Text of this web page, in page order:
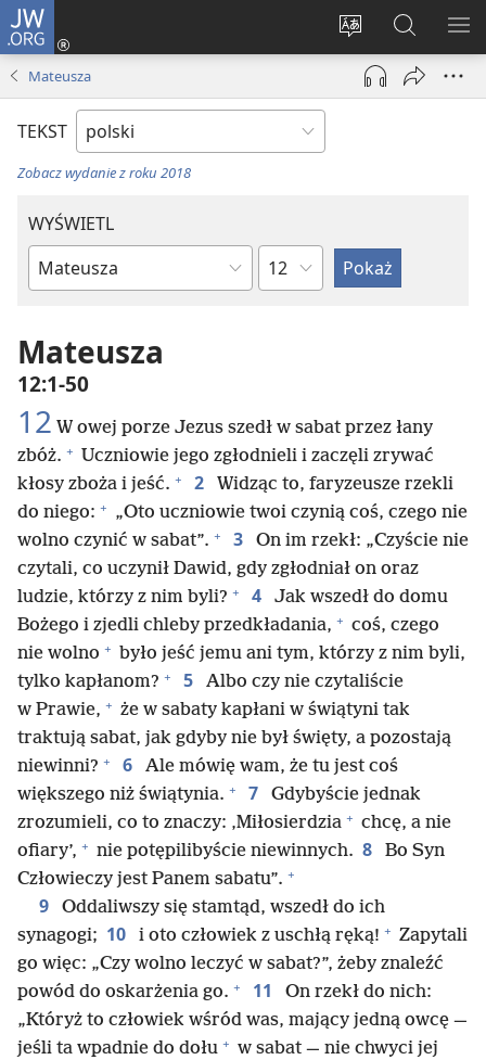
JW.ORG
Wybór
języka
Logowanie
(opens
window)
Szukaj
na
JW.ORG
Mateusza
TEKST
Zobacz wydanie z roku 2018
WYŚWIETL
według
biblijnych
według
rozdziałów
Mateusza
12:1-50
12 W owej porze Jezus szedł w sabat przez łany
zbóż. + Uczniowie jego zgłodnieli i zaczęli zrywać
kłosy zboża i jeść. + 2
Widząc to, faryzeusze rzekli
do niego: + „Oto uczniowie twoi czynią coś, czego nie
wolno czynić w sabat”. + 3
On im rzekł: „Czyście nie
czytali, co uczynił Dawid, gdy zgłodniał on oraz
ludzie, którzy z nim byli? + 4
Jak wszedł do domu
Bożego i zjedli chleby przedkładania, + coś, czego
nie wolno + było jeść jemu ani tym, którzy z nim byli,
tylko kapłanom? + 5
Albo czy nie czytaliście
w Prawie, + że w sabaty kapłani w świątyni tak
traktują sabat, jak gdyby nie był święty, a pozostają
niewinni? + 6
Ale mówię wam, że tu jest coś
większego niż świątynia. + 7
Gdybyście jednak
zrozumieli, co to znaczy: ‚Miłosierdzia + chcę, a nie
ofiary’, + nie potępilibyście niewinnych. 8
Bo Syn
Człowieczy jest Panem sabatu”. +
9
Oddaliwszy się stamtąd, wszedł do ich
synagogi; 10 i oto człowiek z uschłą ręką! + Zapytali
go więc: „Czy wolno leczyć w sabat?”, żeby znaleźć
powód do oskarżenia go. + 11
On rzekł do nich:
„Któryż to człowiek wśród was, mający jedną owcę —
jeśli ta wpadnie do dołu + w sabat — nie chwyci jej